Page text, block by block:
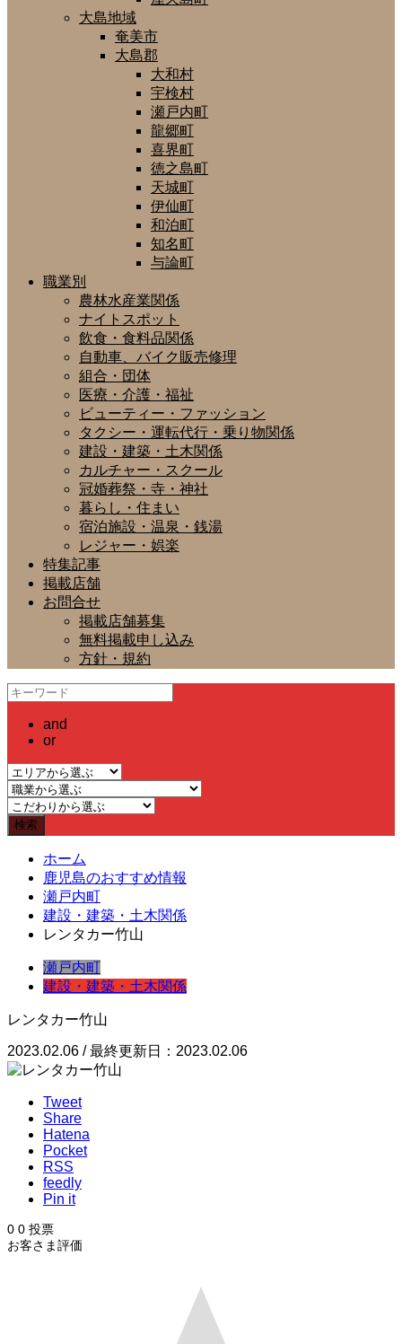
大島地域
奄美市
大島郡
大和村
宇検村
瀬戸内町
龍郷町
喜界町
徳之島町
天城町
伊仙町
和泊町
知名町
与論町
職業別
農林水産業関係
ナイトスポット
飲食・食料品関係
自動車、バイク販売修理
組合・団体
医療・介護・福祉
ビューティー・ファッション
タクシー・運転代行・乗り物関係
建設・建築・土木関係
カルチャー・スクール
冠婚葬祭・寺・神社
暮らし・住まい
宿泊施設・温泉・銭湯
レジャー・娯楽
特集記事
掲載店舗
お問合せ
掲載店舗募集
無料掲載申し込み
方針・規約
and
or
ホーム
鹿児島のおすすめ情報
瀬戸内町
建設・建築・土木関係
レンタカー竹山
瀬戸内町
建設・建築・土木関係
レンタカー竹山
2023.02.06 / 最終更新日：2023.02.06
Tweet
Share
Hatena
Pocket
RSS
feedly
Pin it
0 0 投票
お客さま評価